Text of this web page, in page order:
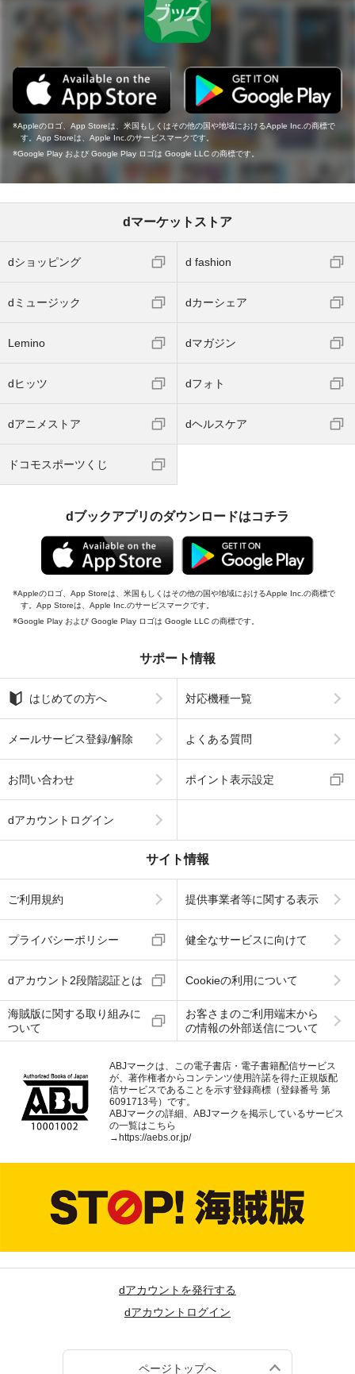
Appleのロゴ、App Storeは、米国もしくはその他の国や地域におけるApple Inc.の商標で
す。App Storeは、Apple Inc.のサービスマークです。
Google Play および Google Play ロゴは Google LLC の商標です。
dマーケットストア
dショッピング d fashion
dミュージック dカーシェア
Lemino dマガジン
dヒッツ dフォト
dアニメストア dヘルスケア
ドコモスポーツくじ
dブックアプリのダウンロードはコチラ
Appleのロゴ、App Storeは、米国もしくはその他の国や地域におけるApple Inc.の商標で
す。App Storeは、Apple Inc.のサービスマークです。
Google Play および Google Play ロゴは Google LLC の商標です。
サポート情報
はじめての方へ 対応機種一覧
メールサービス登録/解除 よくある質問
お問い合わせ ポイント表示設定
dアカウントログイン
サイト情報
ご利用規約 提供事業者等に関する表示
プライバシーポリシー 健全なサービスに向けて
dアカウント2段階認証とは Cookieの利用について
海賊版に関する取り組みに
ついて
お客さまのご利用端末から
の情報の外部送信について
ABJマークは、この電子書店・電子書籍配信サービス
が、著作権者からコンテンツ使用許諾を得た正規版配
信サービスであることを示す登録商標（登録番号 第
6091713号）です。
ABJマークの詳細、ABJマークを掲示しているサービス
の一覧はこちら
→https://aebs.or.jp/
dアカウントを発行する
dアカウントログイン
ページトップへ